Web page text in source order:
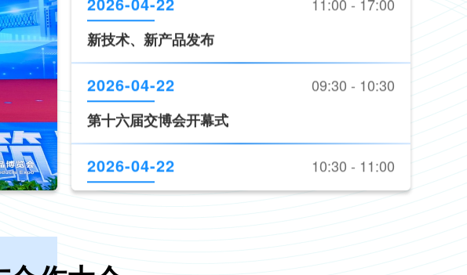
2026-04-22
《道路交通安全产品装备推荐目录（2026版）》
现场发布
2026-04-22
新技术、新产品发布